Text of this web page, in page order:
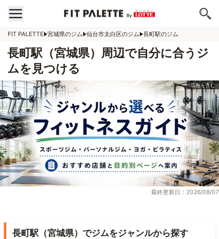
FIT PALETTE 宮城県のジム 仙台市太白区のジム 長町駅のジム
長町駅（宮城県）周辺で自分に合うジ
ムを見つける
最終更新日：2026/08/07
長町駅（宮城県）でジムをジャンルから探す